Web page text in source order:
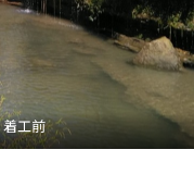
工前